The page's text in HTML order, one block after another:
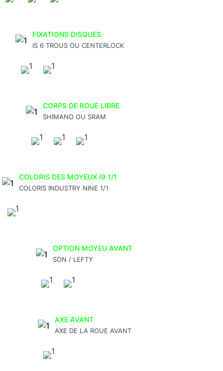
FIXATIONS DISQUES
IS 6 TROUS OU CENTERLOCK
CORPS DE ROUE LIBRE
SHIMANO OU SRAM
COLORIS DES MOYEUX I9 1/1
COLORIS INDUSTRY NINE 1/1
OPTION MOYEU AVANT
SON / LEFTY
AXE AVANT
AXE DE LA ROUE AVANT